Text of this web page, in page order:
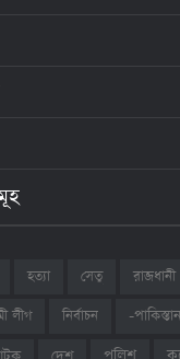
হত্যা সেতু রাজধানী
লীগ নির্বাচন -পাকিস্তান